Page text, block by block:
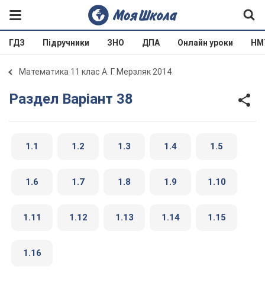
ГДЗ Підручники ЗНО ДПА Онлайн уроки
Математика 11 клас А. Г. Мерзляк 2014
Раздел Варіант 38
1.1 1.2 1.3 1.4 1.5
1.6 1.7 1.8 1.9 1.10
1.11 1.12 1.13 1.14 1.15
1.16